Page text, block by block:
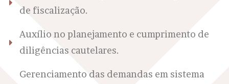
de fiscalização.
Auxílio no planejamento e cumprimento de
diligências cautelares.
Gerenciamento das demandas em sistema